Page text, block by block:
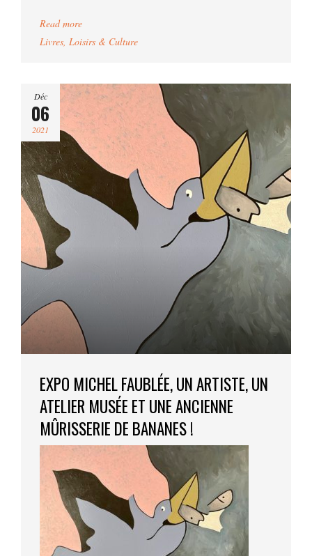
Read more
Livres, Loisirs & Culture
Déc
06
2021
EXPO MICHEL FAUBLÉE, UN ARTISTE, UN
ATELIER MUSÉE ET UNE ANCIENNE
MÛRISSERIE DE BANANES !